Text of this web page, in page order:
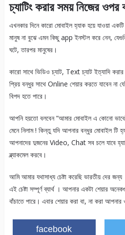
চ্যাটিং করার সময় নিজের ওপর
এখনকার দিনে কারো মোবাইল হ্যাক হয়ে যাওয়া
মানুষ না বুঝে এমন কিছু app ইনস্টল করে নেন,
ঘটে, তারপর মানুষের।
কারো সাথে ভিডিও চ্যাট, Text চ্যাট ইত্যাদি
প্রিয় বন্ধুর সাথে Online শেয়ার করতে যাবেন না
বিপদ হতে পারে।
আপনি হয়তো বলবেন “আমার মোবাইল এ কোনো
মেনে নিলাম ! কিন্তু যদি আপনার বন্ধুর মোবাইল টি
আপনাদের দুজনের Video, Chat সব চলে যাবে
ব্ল্যাকমেল করবে।
আমি আমার যথাসাধ্য চেষ্টা করেছি ভারতীয় দের
এই চেষ্টা সম্পূর্ণ ব্যার্থ । আপনার একটা শেয়ার
বাঁচাতে পারে। এবার শেয়ার করা বা, না করা
facebook